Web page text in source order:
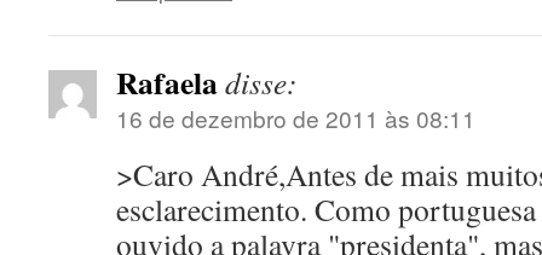
Rafaeladisse:
16 de dezembro de 2011 às 08:11
>Caro André,Antes de mais
esclarecimento. Como
ouvido a palavra "presidenta",